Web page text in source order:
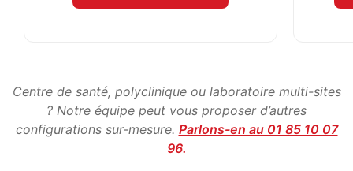
Centre de santé, polyclinique ou laboratoire multi-sites
? Notre équipe peut vous proposer d’autres
configurations sur-mesure. Parlons-en au 01 85 10 07
96.